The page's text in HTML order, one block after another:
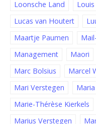
Loonsche Land
Lucas van Houtert
Maartje Paumen
Management
Maori
Marc Bolsius
Marcel
Mari Verstegen
Marie-Thérèse Kierkels
Marius Verstegen